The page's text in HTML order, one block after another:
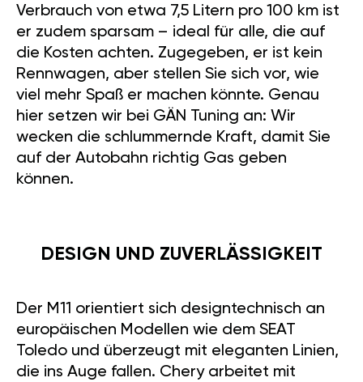
Verbrauch von etwa 7,5 Litern pro 100 km ist
er zudem sparsam – ideal für alle, die auf
die Kosten achten. Zugegeben, er ist kein
Rennwagen, aber stellen Sie sich vor, wie
viel mehr Spaß er machen könnte. Genau
hier setzen wir bei GÄN Tuning an: Wir
wecken die schlummernde Kraft, damit Sie
auf der Autobahn richtig Gas geben
können.
DESIGN UND ZUVERLÄSSIGKEIT
Der M11 orientiert sich designtechnisch an
europäischen Modellen wie dem SEAT
Toledo und überzeugt mit eleganten Linien,
die ins Auge fallen. Chery arbeitet mit